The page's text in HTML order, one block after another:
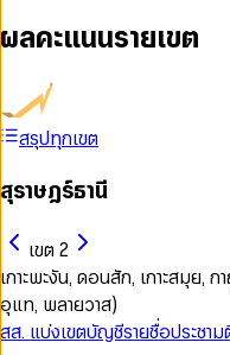
ผลคะแนนรายเขต
สรุปทุกเขต
สุราษฎร์ธานี
เขต 2
เกาะพะงัน, ดอนสัก, เกาะสมุย,
อุแท, พลายวาส)
สส. แบ่งเขตบัญชีรายชื่อประชา